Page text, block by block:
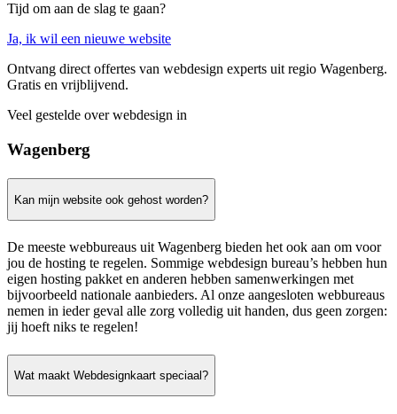
Tijd om aan de slag te gaan?
Ja, ik wil een nieuwe website
Ontvang direct offertes van webdesign experts uit regio Wagenberg.
Gratis en vrijblijvend.
Veel gestelde over webdesign in
Wagenberg
Kan mijn website ook gehost worden?
De meeste webbureaus uit Wagenberg bieden het ook aan om voor
jou de hosting te regelen. Sommige webdesign bureau’s hebben hun
eigen hosting pakket en anderen hebben samenwerkingen met
bijvoorbeeld nationale aanbieders. Al onze aangesloten webbureaus
nemen in ieder geval alle zorg volledig uit handen, dus geen zorgen:
jij hoeft niks te regelen!
Wat maakt Webdesignkaart speciaal?